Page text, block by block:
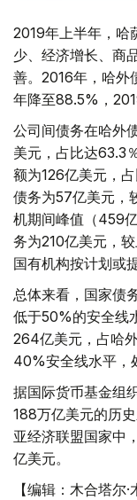
2019年上半年，哈
少、经济增长、商
善。2016年，哈外
年降至88.5%，
公司间债务在哈外
美元，占比达63.3
额为126亿美元，
债务为57亿美元，
机期间峰值（459
务为210亿美元，
国有机构按计划或
总体来看，国家债
低于50%的安全线
264亿美元，占哈
40%安全线水平，
据国际货币基金组
188万亿美元的历
亚经济联盟国家中
亿美元。
【编辑：木合塔尔·